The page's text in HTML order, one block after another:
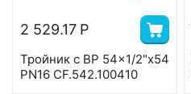
2 529.17 Р
Тройник с ВР 54x1/2"x54
PN16 CF.542.100410